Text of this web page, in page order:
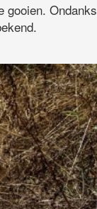
gooien. Ondanks